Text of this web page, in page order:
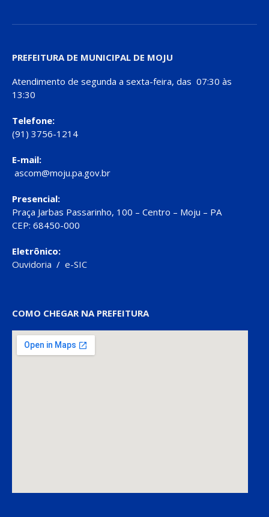
PREFEITURA DE MUNICIPAL DE MOJU
Atendimento de segunda a sexta-feira, das 07:30 às
13:30
Telefone:
(91) 3756-1214
E-mail:
ascom@moju.pa.gov.br
Presencial:
Praça Jarbas Passarinho, 100 – Centro – Moju – PA
CEP: 68450-000
Eletrônico:
Ouvidoria / e-SIC
COMO CHEGAR NA PREFEITURA